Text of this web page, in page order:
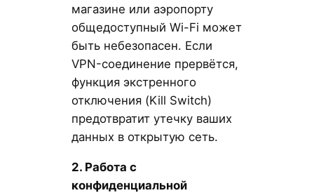
магазине или аэропорту
общедоступный Wi-Fi может
быть небезопасен. Если
VPN-соединение прервётся,
функция экстренного
отключения (Kill Switch)
предотвратит утечку ваших
данных в открытую сеть.
2. Работа с
конфиденциальной